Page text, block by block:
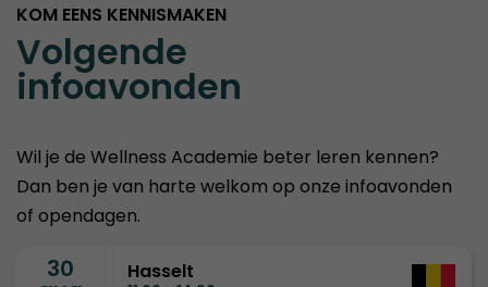
KOM EENS KENNISMAKEN
Volgende
infoavonden
Wil je de Wellness Academie beter leren kennen?
Dan ben je van harte welkom op onze infoavonden
of opendagen.
30 Hasselt